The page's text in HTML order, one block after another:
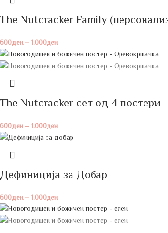
The Nutcracker Family
600ден– 1.000ден
The Nutcracker сет од 4 постери
600ден – 1.000ден
Дефинициja за Добар
600ден – 1.000ден